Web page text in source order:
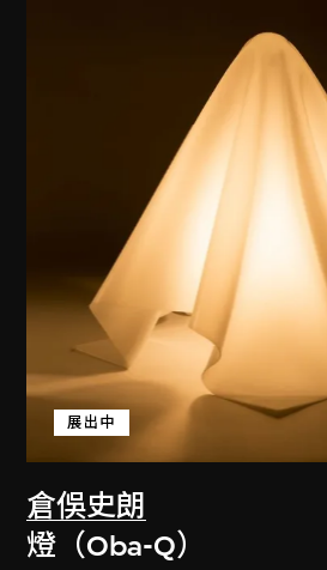
倉俁史朗
展出中
燈（Oba-Q）